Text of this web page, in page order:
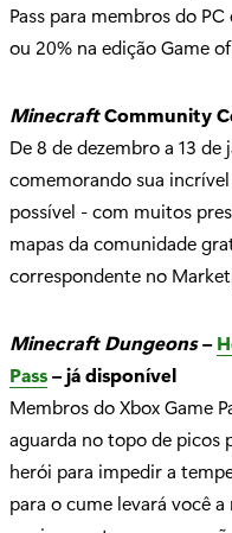
Pass para membros do
ou 20% na edição Game
MinecraftCommunity
De 8 de dezembro a 13
comemorando sua
possível - com muitos
mapas da comunidade
correspondente no
Minecraft Dungeons–
Pass– já disponível
Membros do Xbox Game
aguarda no topo de picos
herói para impedir a
para o cume levará você